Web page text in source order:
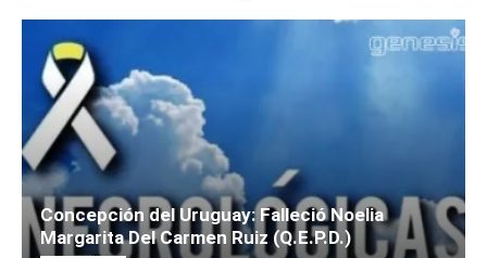
Concepción del Uruguay: Falleció Noelia
Margarita Del Carmen Ruiz (Q.E.P.D.)